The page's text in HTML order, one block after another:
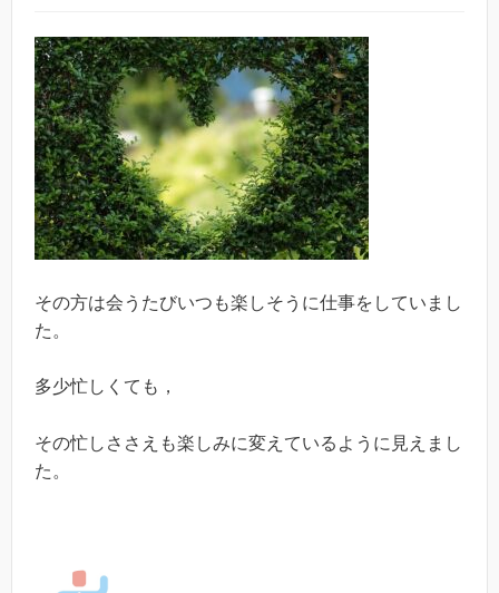
その方は会うたびいつも楽しそうに仕事をしていまし
た。
多少忙しくても，
その忙しささえも楽しみに変えているように見えまし
た。